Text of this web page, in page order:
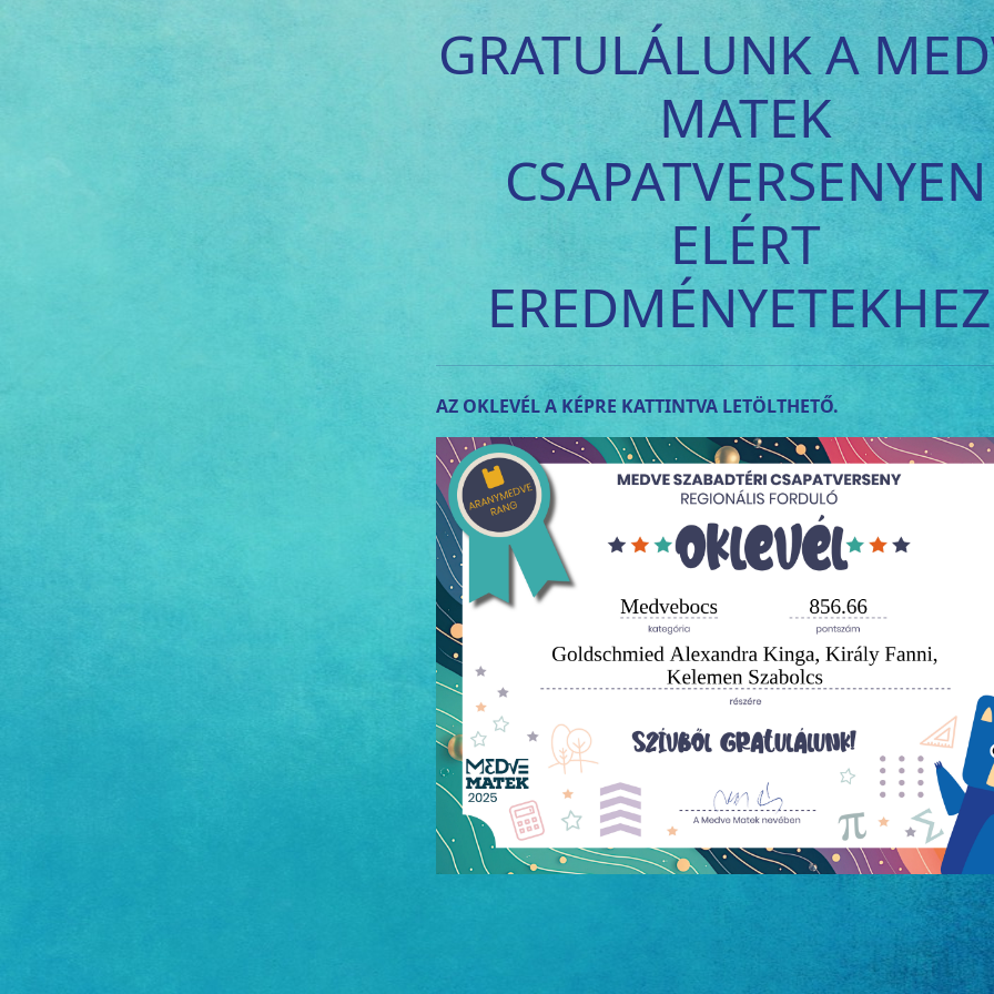
GRATULÁLUNK A
MATEK
CSAPATVERSENYEN
ELÉRT
AZ OKLEVÉL A KÉPRE KATTINTVA LETÖLTHETŐ.